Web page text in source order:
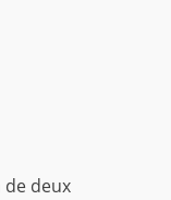
deux